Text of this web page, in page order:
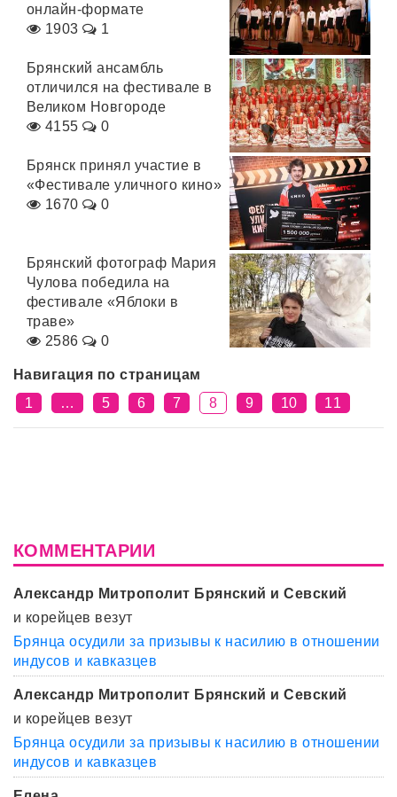
онлайн-формате
1903
1
Брянский ансамбль
отличился на фестивале в
Великом Новгороде
4155
0
Брянск принял участие в
«Фестивале уличного кино»
1670
0
Брянский фотограф Мария
Чулова победила на
фестивале «Яблоки в
траве»
2586
0
Навигация по страницам
1
… 5 6 7 8 9 10 11
КОММЕНТАРИИ
Александр Митрополит Брянский и Севский
и корейцев везут
Брянца осудили за призывы к насилию в отношении
индусов и кавказцев
Александр Митрополит Брянский и Севский
и корейцев везут
Брянца осудили за призывы к насилию в отношении
индусов и кавказцев